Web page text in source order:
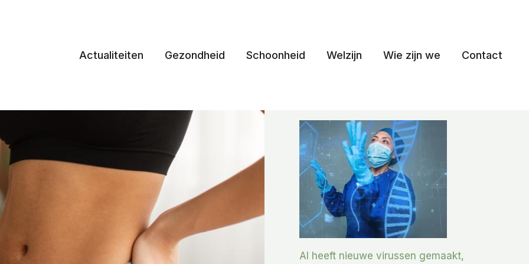
Actualiteiten Gezondheid Schoonheid Welzijn Wie zijn we Contact
AI heeft nieuwe virussen gemaakt,